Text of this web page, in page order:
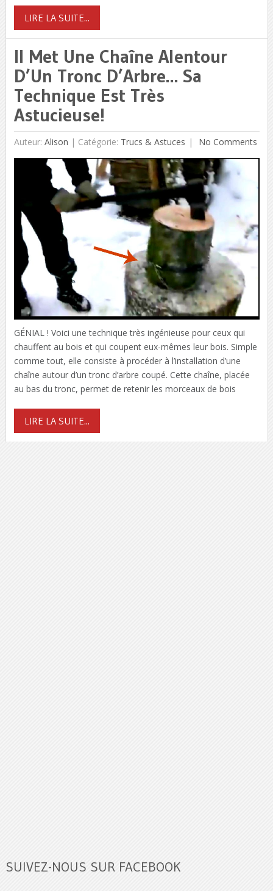
LIRE LA SUITE...
Il Met Une Chaîne Alentour
D’Un Tronc D’Arbre… Sa
Technique Est Très
Astucieuse!
Auteur: Alison | Catégorie: Trucs & Astuces No Comments
GÉNIAL ! Voici une technique très ingénieuse pour ceux qui
chauffent au bois et qui coupent eux-mêmes leur bois. Simple
comme tout, elle consiste à procéder à l’installation d’une
chaîne autour d’un tronc d’arbre coupé. Cette chaîne, placée
au bas du tronc, permet de retenir les morceaux de bois
LIRE LA SUITE...
SUIVEZ-NOUS SUR FACEBOOK